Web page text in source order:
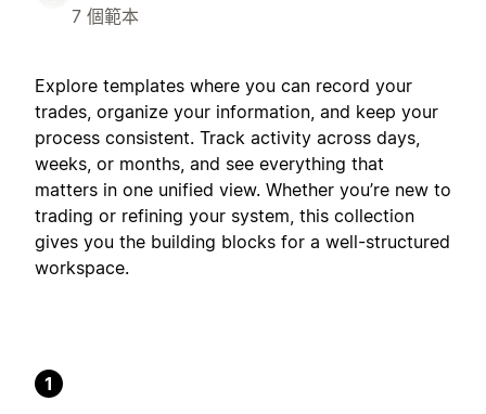
7 個範本
Explore templates where you can record your
trades, organize your information, and keep your
process consistent. Track activity across days,
weeks, or months, and see everything that
matters in one unified view. Whether you’re new to
trading or refining your system, this collection
gives you the building blocks for a well-structured
workspace.
1